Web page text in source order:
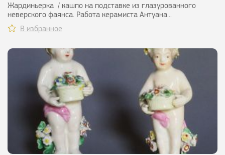
Жардиньерка / кашпо на подставке из глазурованного
неверского фаянса. Работа керамиста Антуана...
В избранное